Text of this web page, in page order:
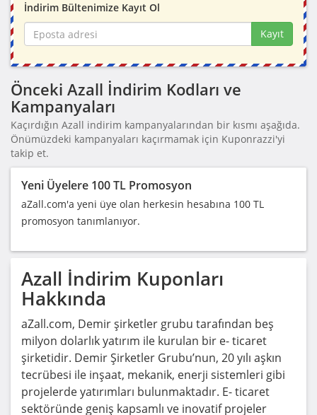
İndirim Bültenimize Kayıt Ol
Kayıt
Önceki Azall İndirim Kodları ve
Kampanyaları
Kaçırdığın Azall indirim kampanyalarından bir kısmı aşağıda.
Önümüzdeki kampanyaları kaçırmamak için Kuponrazzi'yi
takip et.
Yeni Üyelere 100 TL Promosyon
aZall.com'a yeni üye olan herkesin hesabına 100 TL
promosyon tanımlanıyor.
Azall İndirim Kuponları
Hakkında
aZall.com, Demir şirketler grubu tarafından beş
milyon dolarlık yatırım ile kurulan bir e- ticaret
şirketidir. Demir Şirketler Grubu’nun, 20 yılı aşkın
tecrübesi ile inşaat, mekanik, enerji sistemleri gibi
projelerde yatırımları bulunmaktadır. E- ticaret
sektöründe geniş kapsamlı ve inovatif projeler